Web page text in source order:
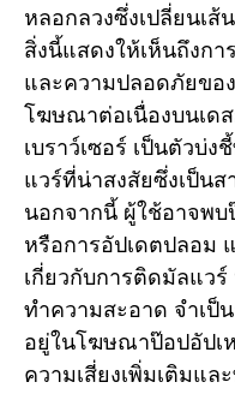
หลอกลวงซึ่งเปลี่ยนเส้
สิ่งนี้แสดงให้เห็นถึงกา
และความปลอดภัยขอ
โฆษณาต่อเนื่องบนเ
เบราว์เซอร์ เป็นตัวบ่
แวร์ที่น่าสงสัยซึ่งเป็น
นอกจากนี้ ผู้ใช้อาจพ
หรือการอัปเดตปลอม
เกี่ยวกับการติดมัลแว
ทำความสะอาด จำเป็
อยู่ในโฆษณาป๊อปอัปเ
ความเสี่ยงเพิ่มเติมแล